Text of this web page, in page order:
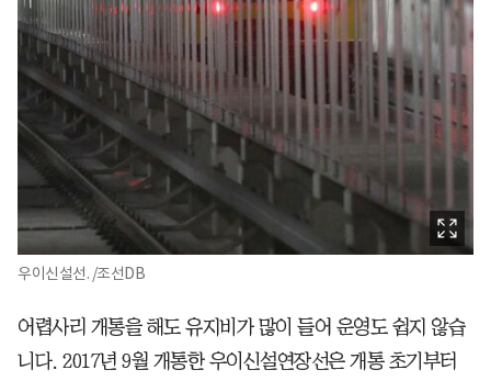
우이신설선. /조선DB
어렵사리 개통을 해도 유지비가 많이 들어 운영도 쉽지 않습
니다. 2017년 9월 개통한 우이신설연장선은 개통 초기부터